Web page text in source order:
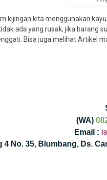
kijingan kita menggunakan
ada yang rusak, jika barang
Bisa juga melihat Artikel
(WA)
Email :
4 No. 35, Blumbang, Ds.